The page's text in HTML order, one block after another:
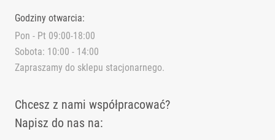
Godziny otwarcia:
Pon - Pt 09:00-18:00
Sobota: 10:00 - 14:00
Zapraszamy do sklepu stacjonarnego.
Chcesz z nami współpracować?
Napisz do nas na: